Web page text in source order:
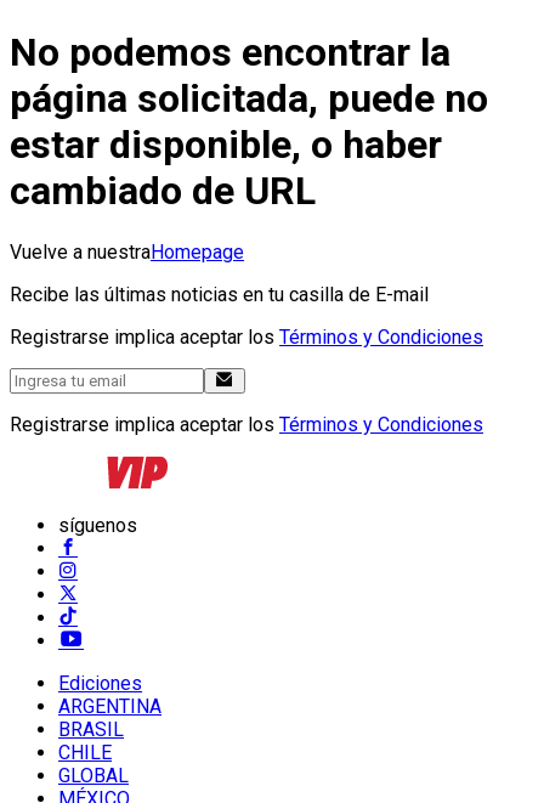
No podemos encontrar la
página solicitada, puede no
estar disponible, o haber
cambiado de URL
Vuelve a nuestraHomepage
Recibe las últimas noticias en tu casilla de E-mail
Registrarse implica aceptar los Términos y Condiciones
Registrarse implica aceptar los Términos y Condiciones
síguenos
Ediciones
ARGENTINA
BRASIL
CHILE
GLOBAL